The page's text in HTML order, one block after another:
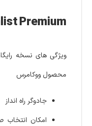
Premium
محصول ووکامرس
جادوگر راه انداز